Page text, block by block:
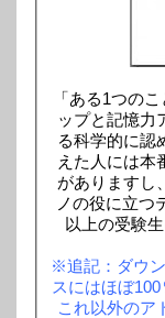
「ある1つの
ップと記憶力
る科学的に認
えた人には本
がありますし
ノの役に立つ
以上の受験
※追記：ダウ
スにはほぼ
これ以外のア